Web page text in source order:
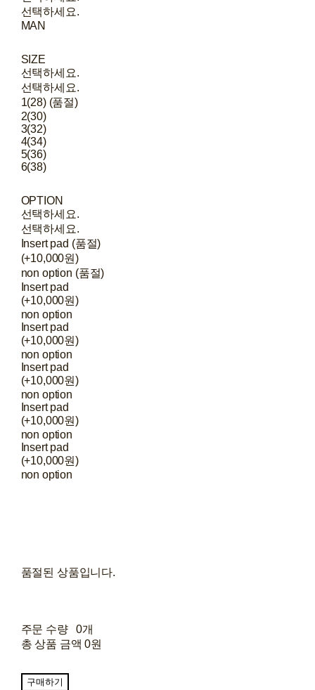
선택하세요.
MAN
SIZE
선택하세요.
선택하세요.
1(28) (품절)
2(30)
3(32)
4(34)
5(36)
6(38)
OPTION
선택하세요.
선택하세요.
Insert pad (품절)
(+10,000원)
non option (품절)
Insert pad
(+10,000원)
non option
Insert pad
(+10,000원)
non option
Insert pad
(+10,000원)
non option
Insert pad
(+10,000원)
non option
Insert pad
(+10,000원)
non option
품절된 상품입니다.
주문 수량
0개
총 상품 금액 0원
구매하기